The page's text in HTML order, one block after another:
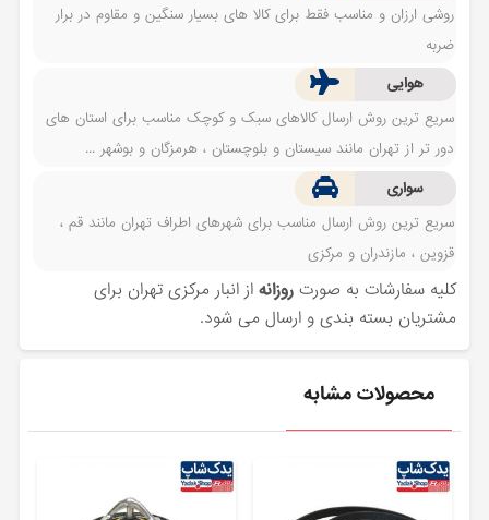
روشی ارزان و مناسب فقط برای کالا های بسیار سنگین و مقاوم در برار
ضربه
هوایی
سریع ترین روش ارسال کالاهای سبک و کوچک مناسب برای استان های
دور تر از تهران مانند سیستان و بلوچستان ، هرمزگان و بوشهر ...
سواری
سریع ترین روش ارسال مناسب برای شهرهای اطراف تهران مانند قم ،
قزوین ، مازندران و مرکزی
کلیه سفارشات به صورتروزانه از انبار مرکزی تهران برای
مشتریان بسته بندی و ارسال می شود.
محصولات مشابه